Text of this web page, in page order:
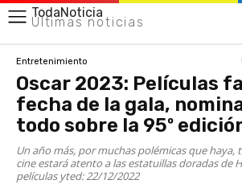
TodaNoticia
Últimas noticias
Entretenimiento
Oscar 2023: Películas
fecha de la gala,
todo sobre la 95º
Un año más, por muchas polémicas que
cine estará atento a las estatuillas doradas de
películas yted: 22/12/2022